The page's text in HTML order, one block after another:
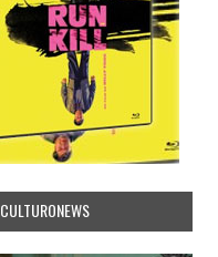
CULTURONEWS